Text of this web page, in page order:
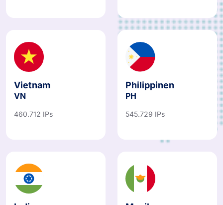
Vietnam
VN
460.712 IPs
Philippinen
PH
545.729 IPs